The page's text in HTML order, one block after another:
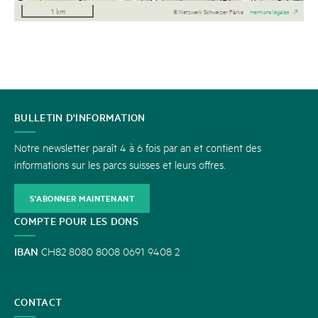
1 km © Netzwerk Schweizer Pärke mentions légales
CONTACT
BULLETIN D'INFORMATION
Notre newsletter paraît 4 à 6 fois par an et contient des
informations sur les parcs suisses et leurs offres.
S'ABONNER MAINTENANT
COMPTE POUR LES DONS
IBAN CH82 8080 8008 0691 9408 2
CONTACT